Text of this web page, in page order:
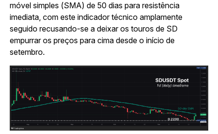
móvel simples (SMA) de 50 dias para resistência
imediata, com este indicador técnico amplamente
seguido recusando-se a deixar os touros de SD
empurrar os preços para cima desde o início de
setembro.